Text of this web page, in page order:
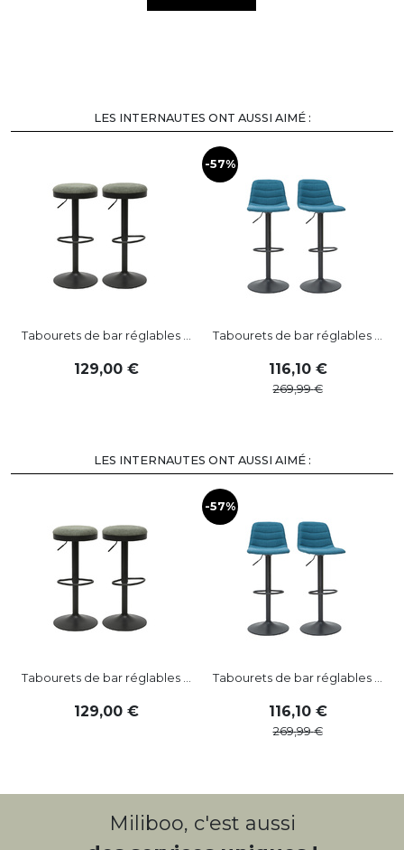
LES INTERNAUTES ONT AUSSI AIMÉ :
Tabourets de bar réglables ...
129,00
-57%
Tabourets de bar réglables ...
116,10
269,99
LES INTERNAUTES ONT AUSSI AIMÉ :
Tabourets de bar réglables ...
129,00
-57%
Tabourets de bar réglables ...
116,10
269,99
Miliboo, c'est aussi